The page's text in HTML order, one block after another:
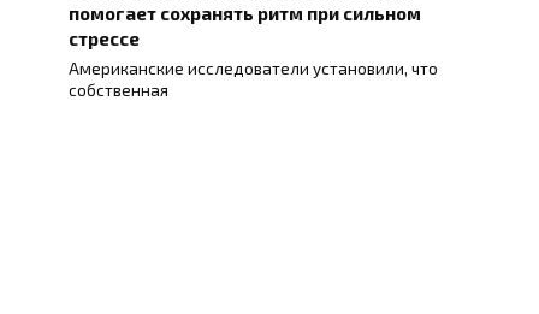
помогает сохранять ритм при сильном
стрессе
Американские исследователи установили, что
собственная